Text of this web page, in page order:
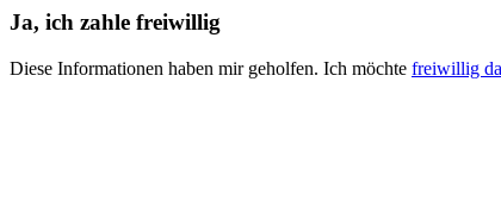
Ja, ich zahle freiwillig
Diese Informationen haben mir geholfen. Ich möchte freiwillig